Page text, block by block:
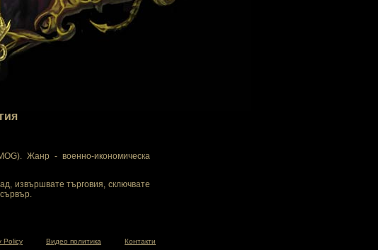
Жанр - военно-икономическа
извършвате търговия, сключвате
Policy Видео политика Контакти